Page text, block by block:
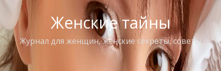
Женские тайны
Журнал для женщин, женские секреты, советы